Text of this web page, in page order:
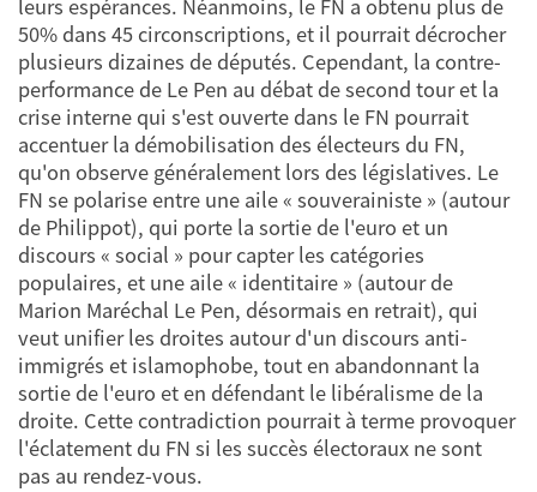
leurs espérances. Néanmoins, le FN a obtenu plus de
50% dans 45 circonscriptions, et il pourrait décrocher
plusieurs dizaines de députés. Cependant, la contre-
performance de Le Pen au débat de second tour et la
crise interne qui s'est ouverte dans le FN pourrait
accentuer la démobilisation des électeurs du FN,
qu'on observe généralement lors des législatives. Le
FN se polarise entre une aile « souverainiste » (autour
de Philippot), qui porte la sortie de l'euro et un
discours « social » pour capter les catégories
populaires, et une aile « identitaire » (autour de
Marion Maréchal Le Pen, désormais en retrait), qui
veut unifier les droites autour d'un discours anti-
immigrés et islamophobe, tout en abandonnant la
sortie de l'euro et en défendant le libéralisme de la
droite. Cette contradiction pourrait à terme provoquer
l'éclatement du FN si les succès électoraux ne sont
pas au rendez-vous.